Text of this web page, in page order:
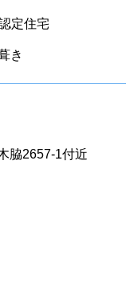
定住宅
き
脇2657-1付近